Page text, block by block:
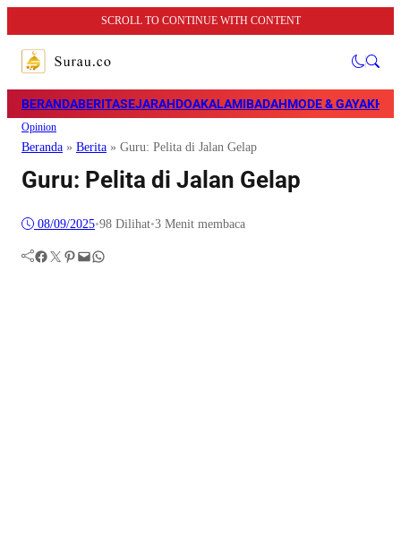
SCROLL TO CONTINUE WITH CONTENT
BERANDABERITASEJARAHDOAKALAMIBADAHMODE & GAYA
Opinion
Beranda » Berita » Guru: Pelita di Jalan Gelap
Guru: Pelita di Jalan Gelap
08/09/2025•98 Dilihat•3 Menit membaca
Facebook Twitter Pinterest Mail WhatsApp